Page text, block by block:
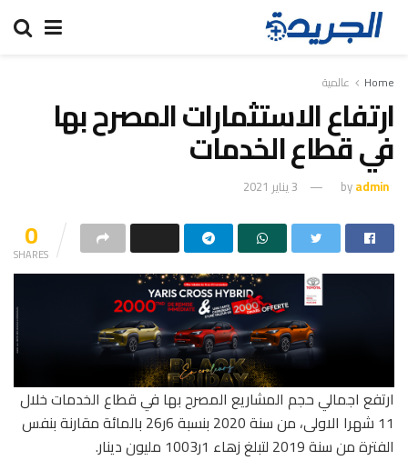
Home عالمية
ارتفاع الاستثمارات المصرح بها
في قطاع الخدمات
byadmin 3 يناير 2021
0
SHARES
ارتفع اجمالي حجم المشاريع المصرح بها في قطاع الخدمات خلال
11 شهرا الاولى، من سنة 2020 بنسبة 6ر26 بالمائة مقارنة بنفس
الفترة من سنة 2019 لتبلغ زهاء 1ر1003 مليون دينار.